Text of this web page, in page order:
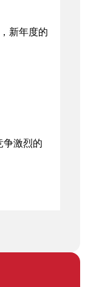
新年度的
争激烈的